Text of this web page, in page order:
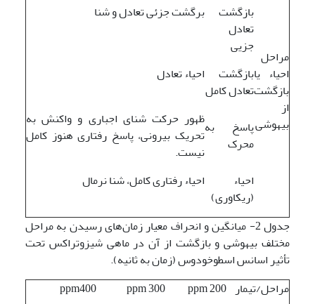
مراحل
احیاء یا
بازگشت
از
بیهوشی
بازگشت
تعادل
جزیی
برگشت جزئی تعادل و شنا
بازگشت
تعادل کامل
احیاء تعادل
پاسخ به
محرک
ظهور حرکت شنای اجباری و واکنش به
تحریک بیرونی، پاسخ رفتاری هنوز کامل
نیست.
احیاء
(ریکاوری)
احیاء رفتاری کامل، شنا نرمال
جدول 2- میانگین و انحراف معیار زمان‌های رسیدن به مراحل
مختلف بیهوشی و بازگشت از آن در ماهی شیزوتراکس تحت
تأثیر اسانس اسطوخودوس (زمان به ثانیه).
مراحل/تیمار ppm 200
ppm 300
ppm400